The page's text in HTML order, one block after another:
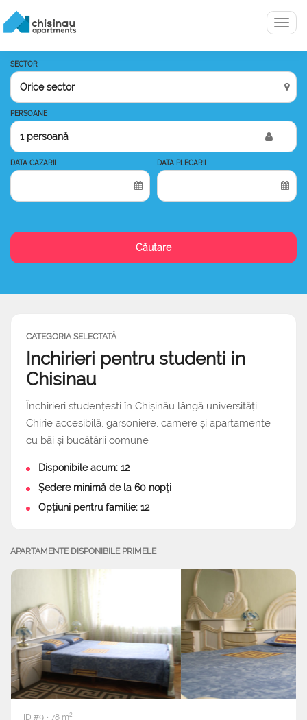
Menu
SECTOR
PERSOANE
1 persoană
DATA CAZARII DATA PLECARII
Căutare
CATEGORIA SELECTATĂ
Inchirieri pentru studenti in
Chisinau
Închirieri studențesti în Chișinău lângă universități.
Chirie accesibilă, garsoniere, camere și apartamente
cu băi și bucătării comune
Disponibile acum: 12
Ședere minimă de la 60 nopți
Opțiuni pentru familie: 12
APARTAMENTE DISPONIBILE PRIMELE
ID #9 • 78 m²